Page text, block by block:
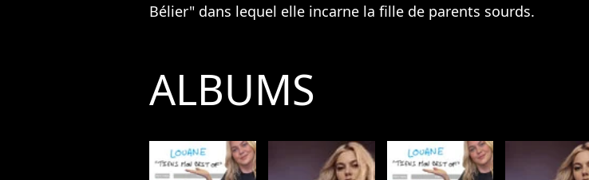
Bélier" dans lequel elle incarne la fille de parents sourds.
ALBUMS